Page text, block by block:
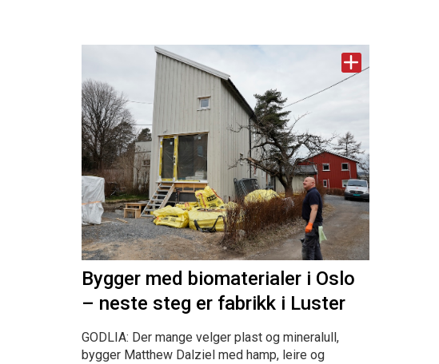
Bygger med biomaterialer i Oslo
– neste steg er fabrikk i Luster
GODLIA: Der mange velger plast og mineralull,
bygger Matthew Dalziel med hamp, leire og